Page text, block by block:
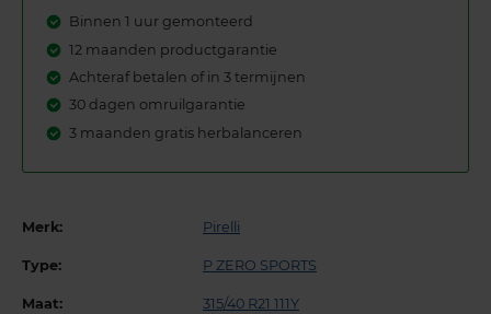
Binnen 1 uur gemonteerd
12 maanden productgarantie
Achteraf betalen of in 3 termijnen
30 dagen omruilgarantie
3 maanden gratis herbalanceren
Merk: Pirelli
Type: P ZERO SPORTS
Maat: 315/40 R21 111Y